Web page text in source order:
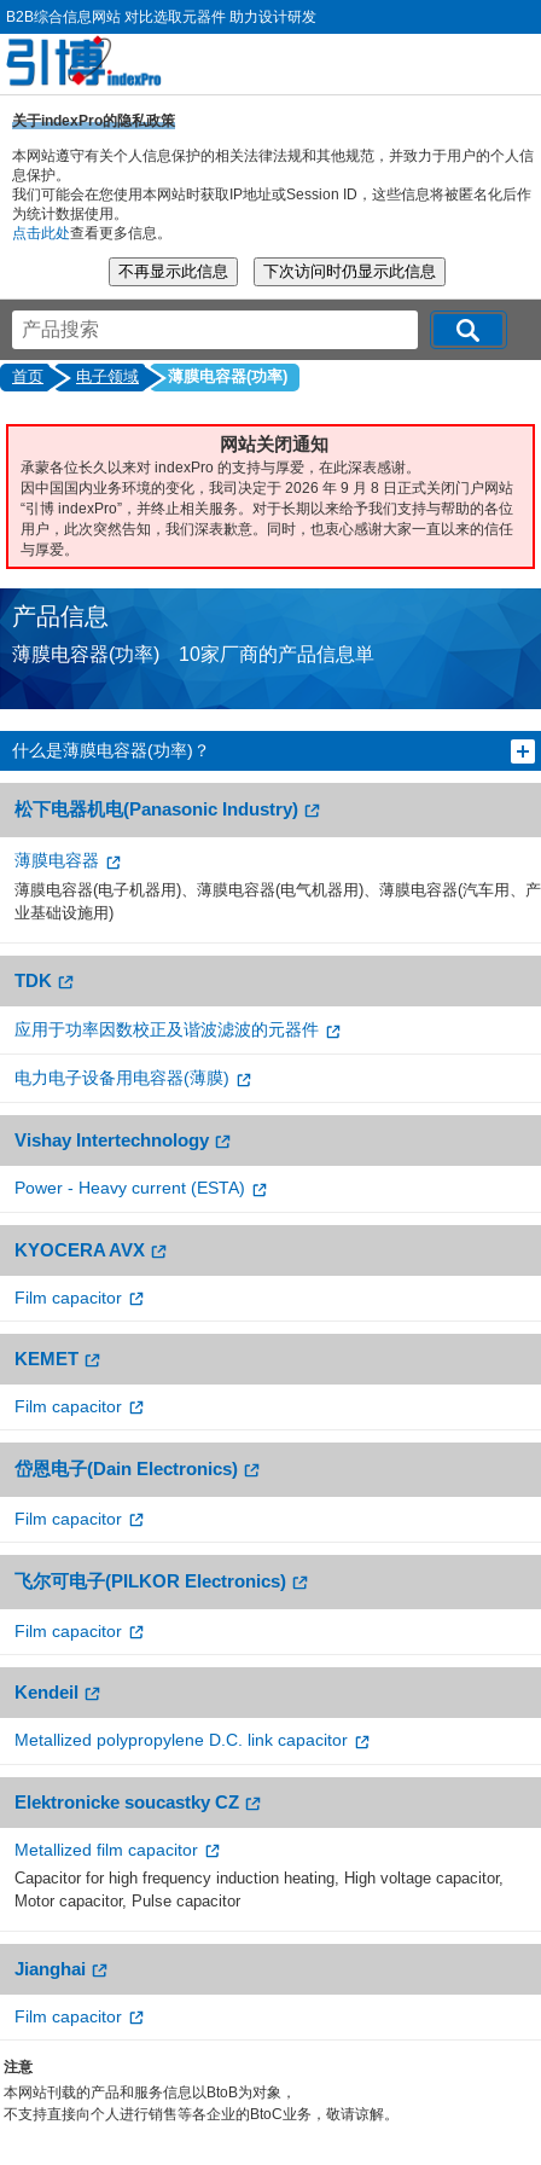
B2B综合信息网站 对比选取元器件 助力设计研发
关于indexPro的隐私政策
本网站遵守有关个人信息保护的相关法律法规和其他规范，并致力于用户的个人信
息保护。
我们可能会在您使用本网站时获取IP地址或Session ID，这些信息将被匿名化后作
为统计数据使用。
点击此处查看更多信息。
首页 电子领域 薄膜电容器(功率)
网站关闭通知
承蒙各位长久以来对 indexPro 的支持与厚爱，在此深表感谢。
因中国国内业务环境的变化，我司决定于 2026 年 9 月 8 日正式关闭门户网站
“引博 indexPro”，并终止相关服务。对于长期以来给予我们支持与帮助的各位
用户，此次突然告知，我们深表歉意。同时，也衷心感谢大家一直以来的信任
与厚爱。
产品信息
薄膜电容器(功率) 10家厂商的产品信息単
什么是薄膜电容器(功率)？
松下电器机电(Panasonic Industry)
薄膜电容器
薄膜电容器(电子机器用)、薄膜电容器(电气机器用)、薄膜电容器(汽车用、产
业基础设施用)
TDK
应用于功率因数校正及谐波滤波的元器件
电力电子设备用电容器(薄膜)
Vishay Intertechnology
Power - Heavy current (ESTA)
KYOCERA AVX
Film capacitor
KEMET
Film capacitor
岱恩电子(Dain Electronics)
Film capacitor
飞尔可电子(PILKOR Electronics)
Film capacitor
Kendeil
Metallized polypropylene D.C. link capacitor
Elektronicke soucastky CZ
Metallized film capacitor
Capacitor for high frequency induction heating, High voltage capacitor,
Motor capacitor, Pulse capacitor
Jianghai
Film capacitor
注意
本网站刊载的产品和服务信息以BtoB为对象，
不支持直接向个人进行销售等各企业的BtoC业务，敬请谅解。